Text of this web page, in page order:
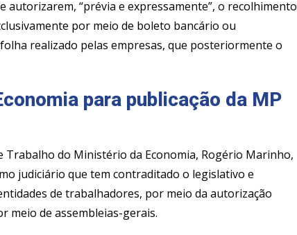
“prévia e expressamente”, o recolhimento
por meio de boleto bancário ou
realizado pelas empresas, que posteriormente o
para publicação da MP
Trabalho do Ministério da Economia, Rogério Marinho,
judiciário que tem contraditado o legislativo e
de trabalhadores, por meio da autorização
meio de assembleias-gerais.